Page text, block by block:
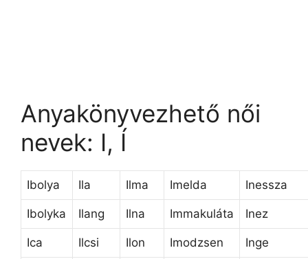
Anyakönyvezhető női
nevek: I, Í
Ibolya Ila Ilma Imelda Inessza
Ibolyka Ilang Ilna Immakuláta Inez
Ica Ilcsi Ilon Imodzsen Inge